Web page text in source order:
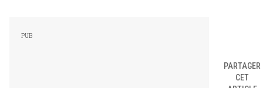
PARTAGER
CET